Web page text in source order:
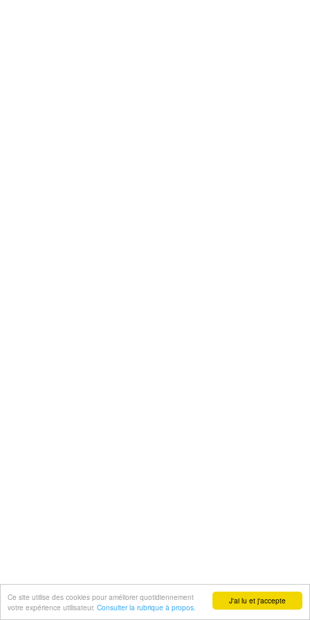
J'ai lu et j'accepte
Ce site utilise des cookies pour améliorer quotidiennement
votre expérience utilisateur. Consulter la rubrique à propos.